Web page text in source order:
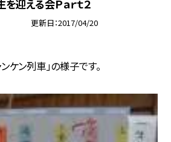
を迎える会Ｐａｒｔ２
更新日 2017/04/20
ケン列車」の様子です。